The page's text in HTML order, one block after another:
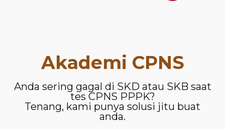
Akademi CPNS
Anda sering gagal di SKD atau SKB saat
tes CPNS PPPK?
Tenang, kami punya solusi jitu buat
anda.